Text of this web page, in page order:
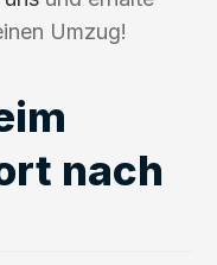
Umzug!
nach